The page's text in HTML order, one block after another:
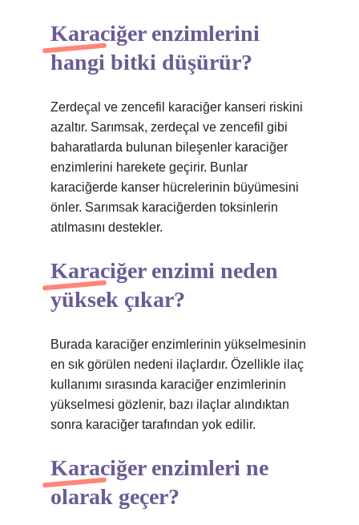
Karaciğer enzimlerini
hangi bitki düşürür?
Zerdeçal ve zencefil karaciğer kanseri riskini
azaltır. Sarımsak, zerdeçal ve zencefil gibi
baharatlarda bulunan bileşenler karaciğer
enzimlerini harekete geçirir. Bunlar
karaciğerde kanser hücrelerinin büyümesini
önler. Sarımsak karaciğerden toksinlerin
atılmasını destekler.
Karaciğer enzimi neden
yüksek çıkar?
Burada karaciğer enzimlerinin yükselmesinin
en sık görülen nedeni ilaçlardır. Özellikle ilaç
kullanımı sırasında karaciğer enzimlerinin
yükselmesi gözlenir, bazı ilaçlar alındıktan
sonra karaciğer tarafından yok edilir.
Karaciğer enzimleri ne
olarak geçer?